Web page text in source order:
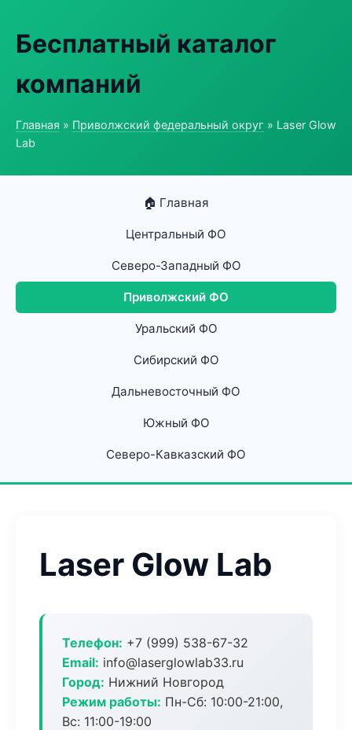
Бесплатный каталог
компаний
Главная » Приволжский федеральный округ » Laser Glow
Lab
🏠 Главная
Центральный ФО
Северо-Западный ФО
Приволжский ФО
Уральский ФО
Сибирский ФО
Дальневосточный ФО
Южный ФО
Северо-Кавказский ФО
Laser Glow Lab
Телефон: +7 (999) 538-67-32
Email: info@laserglowlab33.ru
Город: Нижний Новгород
Режим работы: Пн-Сб: 10:00-21:00,
Вс: 11:00-19:00